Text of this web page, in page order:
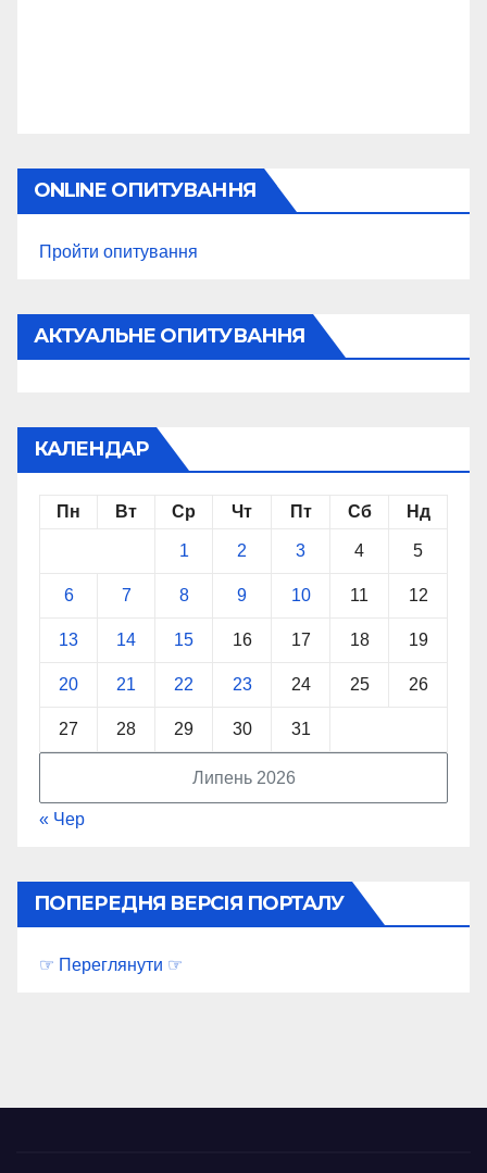
ONLINE ОПИТУВАННЯ
Пройти опитування
АКТУАЛЬНЕ ОПИТУВАННЯ
КАЛЕНДАР
Липень 2026
Пн Вт Ср Чт Пт Сб Нд
1 2 3 4 5
6 7 8 9 10 11 12
13 14 15 16 17 18 19
20 21 22 23 24 25 26
27 28 29 30 31
« Чер
ПОПЕРЕДНЯ ВЕРСІЯ ПОРТАЛУ
☞ Переглянути ☞